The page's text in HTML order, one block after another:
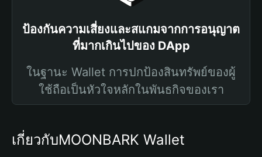
ป้องกันความเสี่ยงและสแกมจากการอนุญาต
ที่มากเกินไปของ DApp
ในฐานะ Wallet การปกป้องสินทรัพย์ของผู้
ใช้ถือเป็นหัวใจหลักในพันธกิจของเรา
เกี่ยวกับMOONBARK Wallet